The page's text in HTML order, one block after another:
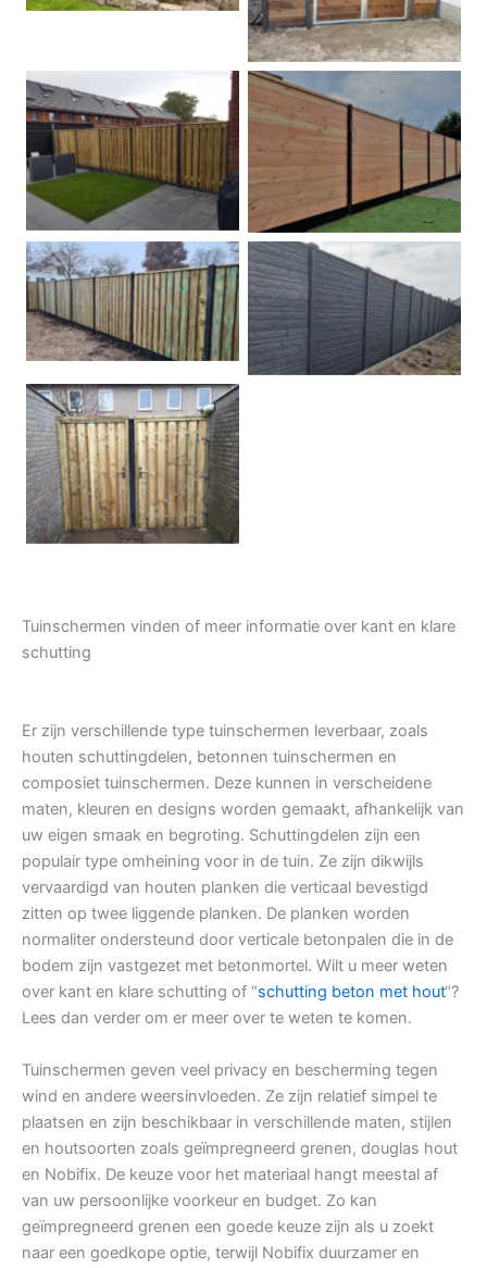
Betonpalen schutting Douglas
Hout beton schuttingen Rots motief antraciet
Tuindeur grenen
Tuinschermen vinden of meer informatie over kant en klare
schutting
Er zijn verschillende type tuinschermen leverbaar, zoals
houten schuttingdelen, betonnen tuinschermen en
composiet tuinschermen. Deze kunnen in verscheidene
maten, kleuren en designs worden gemaakt, afhankelijk van
uw eigen smaak en begroting. Schuttingdelen zijn een
populair type omheining voor in de tuin. Ze zijn dikwijls
vervaardigd van houten planken die verticaal bevestigd
zitten op twee liggende planken. De planken worden
normaliter ondersteund door verticale betonpalen die in de
bodem zijn vastgezet met betonmortel. Wilt u meer weten
over kant en klare schutting of “schutting beton met hout“?
Lees dan verder om er meer over te weten te komen.
Tuinschermen geven veel privacy en bescherming tegen
wind en andere weersinvloeden. Ze zijn relatief simpel te
plaatsen en zijn beschikbaar in verschillende maten, stijlen
en houtsoorten zoals geïmpregneerd grenen, douglas hout
en Nobifix. De keuze voor het materiaal hangt meestal af
van uw persoonlijke voorkeur en budget. Zo kan
geïmpregneerd grenen een goede keuze zijn als u zoekt
naar een goedkope optie, terwijl Nobifix duurzamer en